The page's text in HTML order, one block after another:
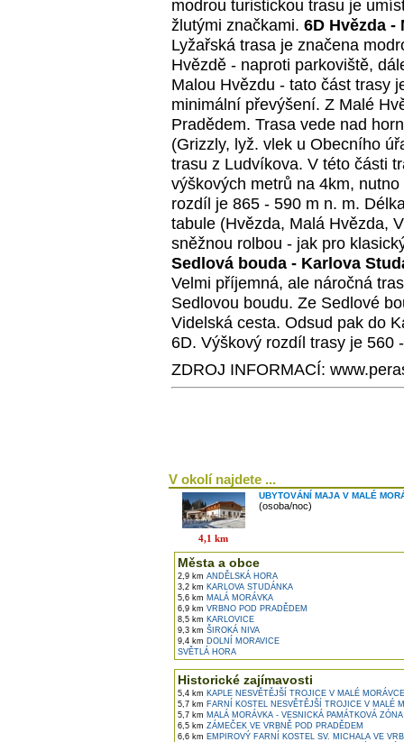
modrou turistickou trasu je
žlutými značkami. 6D Hvězda -
Lyžařská trasa je značena
Hvězdě - naproti parkoviště,
Malou Hvězdu - tato část trasy
minimální převýšení. Z Malé
Pradědem. Trasa vede nad
(Grizzly, lyž. vlek u Obecního
trasu z Ludvíkova. V této části
výškových metrů na 4km,
rozdíl je 865 - 590 m n. m.
tabule (Hvězda, Malá Hvězda,
sněžnou rolbou - jak pro
Sedlová bouda - Karlova
Velmi příjemná, ale náročná
Sedlovou boudu. Ze Sedlové
Videlská cesta. Odsud pak do
6D. Výškový rozdíl trasy je 560
ZDROJ INFORMACÍ:
V okolí najdete ...
4,1 km
UBYTOVÁNÍ MAJA V MALÉ
(osoba/noc)
Města a obce
2,9 km ANDĚLSKÁ HORA
3,2 km KARLOVA STUDÁNKA
5,6 km MALÁ MORÁVKA
6,9 km VRBNO POD PRADĚDEM
8,5 km KARLOVICE
9,3 km ŠIROKÁ NIVA
9,4 km DOLNÍ MORAVICE
SVĚTLÁ HORA
Historické zajímavosti
5,4 km KAPLE NESVĚTĚJŠÍ TROJICE V MALÉ MORÁVCE
5,7 km FARNÍ KOSTEL NESVĚTĚJŠÍ TROJICE V MALÉ
5,7 km MALÁ MORÁVKA - VESNICKÁ PAMÁTKOVÁ ZÓNA
6,5 km ZÁMEČEK VE VRBNĚ POD PRADĚDEM
6,6 km EMPIROVÝ FARNÍ KOSTEL SV. MICHALA VE